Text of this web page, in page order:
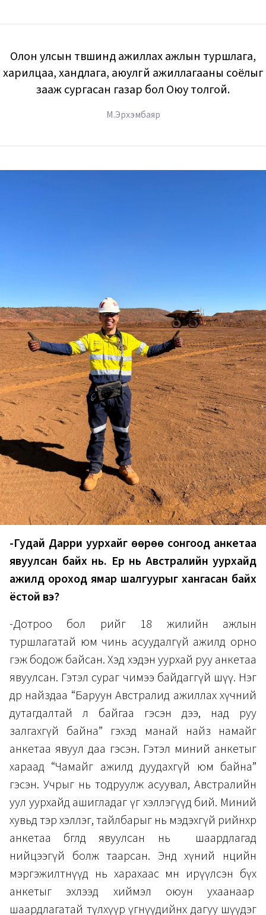
Олон улсын түвшинд ажиллах ажлын туршлага,
харилцаа, хандлага, аюулгүй ажиллагааны соёлыг
зааж сургасан газар бол Оюу толгой.
М.Эрхэмбаяр
-Гудай Дарри уурхайг өөрөө сонгоод анкетаа
явуулсан байх нь. Ер нь Австралийн уурхайд
ажилд ороход ямар шалгуурыг хангасан байх
ёстой вэ?
-Дотроо бол өөрийгөө 18 жилийн ажлын
туршлагатай юм чинь асуудалгүй ажилд орно
гэж бодож байсан. Хэд хэдэн уурхай руу анкетаа
явуулсан. Гэтэл сураг чимээ байдаггүй шүү. Нэг
өдөр найздаа “Баруун Австралид ажиллах хүчний
дутагдалтай л байгаа гэсэн дээ, над руу
залгахгүй байна” гэхэд манай найз намайг
анкетаа явуул даа гэсэн. Гэтэл миний анкетыг
хараад “Чамайг ажилд дуудахгүй юм байна”
гэсэн. Учрыг нь тодруулж асуувал, Австралийн
уул уурхайд ашигладаг үг хэллэгүүд бий. Миний
хувьд тэр хэллэг, тайлбарыг нь мэдэхгүй өөрийнхөөрөө
анкетаа бөглөөд явуулсан нь шаардлагад
нийцээгүй болж таарсан. Энд хүний нөөцийн
мэргэжилтнүүд нь харахаас өмнө ирүүлсэн бүх
анкетыг эхлээд хиймэл оюун ухаанаар
шаардлагатай түлхүүр үгнүүдийнх дагуу шүүдэг